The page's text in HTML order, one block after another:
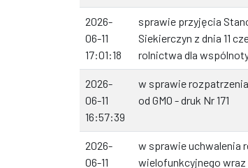
2026-
06-11
17:01:18
sprawie przyjęcia
Siekierczyn z dnia 11
rolnictwa dla
2026-
06-11
16:57:39
w sprawie
od GMO - druk Nr 171
2026-
06-11
w sprawie uchwalenia
wielofunkcyjnego